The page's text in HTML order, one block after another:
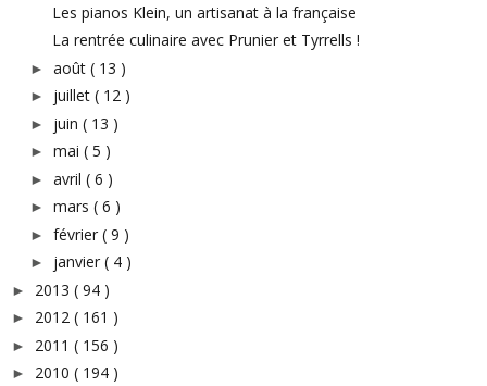
Les pianos Klein, un artisanat à la française
La rentrée culinaire avec Prunier et Tyrrells !
► août ( 13 )
► juillet ( 12 )
► juin ( 13 )
► mai ( 5 )
► avril ( 6 )
► mars ( 6 )
► février ( 9 )
► janvier ( 4 )
► 2013 ( 94 )
► 2012 ( 161 )
► 2011 ( 156 )
► 2010 ( 194 )